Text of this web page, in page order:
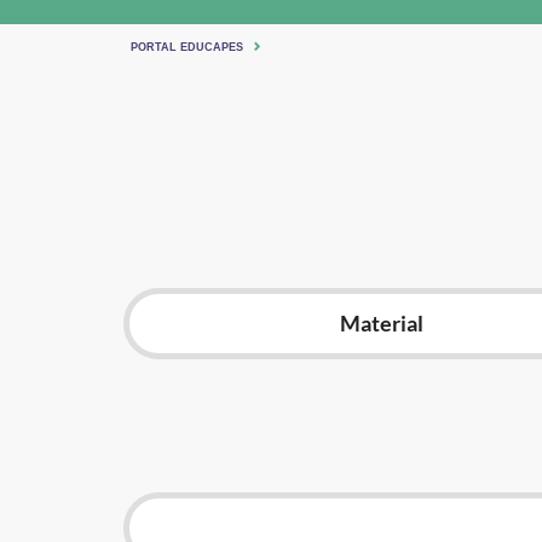
PORTAL EDUCAPES
Material